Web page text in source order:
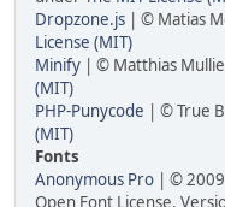
Dropzone.js | © Matias
License (MIT)
Minify | © Matthias
(MIT)
PHP-Punycode | © True
(MIT)
Fonts
Anonymous Pro | ©
Open Font License,